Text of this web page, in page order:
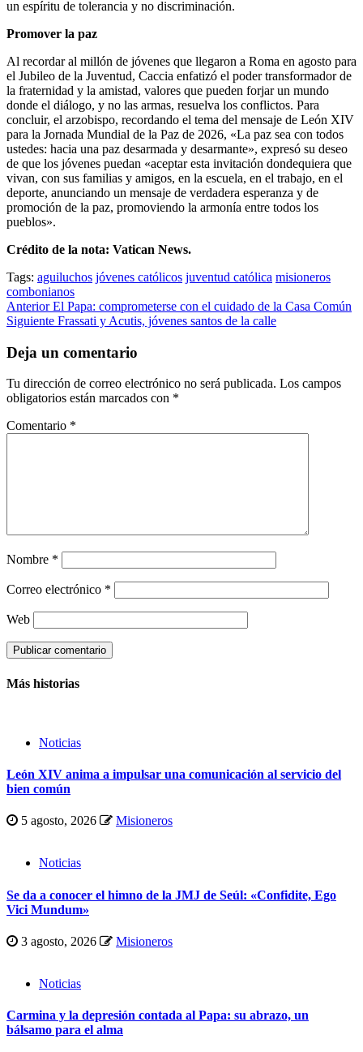
un espíritu de tolerancia y no discriminación.
Promover la paz
Al recordar al millón de jóvenes que llegaron a Roma en agosto para
el Jubileo de la Juventud, Caccia enfatizó el poder transformador de
la fraternidad y la amistad, valores que pueden forjar un mundo
donde el diálogo, y no las armas, resuelva los conflictos. Para
concluir, el arzobispo, recordando el tema del mensaje de León XIV
para la Jornada Mundial de la Paz de 2026, «La paz sea con todos
ustedes: hacia una paz desarmada y desarmante», expresó su deseo
de que los jóvenes puedan «aceptar esta invitación dondequiera que
vivan, con sus familias y amigos, en la escuela, en el trabajo, en el
deporte, anunciando un mensaje de verdadera esperanza y de
promoción de la paz, promoviendo la armonía entre todos los
pueblos».
Crédito de la nota: Vatican News.
Tags: aguiluchos jóvenes católicos juventud católica misioneros
combonianos
Post
navigation
AnteriorEl Papa: comprometerse con el cuidado de la Casa Común
Siguiente Frassati y Acutis, jóvenes santos de la calle
Deja un comentario
Tu dirección de correo electrónico no será publicada. Los campos
obligatorios están marcados con *
Comentario *
Nombre *
Correo electrónico *
Web
Más historias
Noticias
León XIV anima a impulsar una comunicación al servicio del
bien común
5 agosto, 2026 Misioneros
Noticias
Se da a conocer el himno de la JMJ de Seúl: «Confidite, Ego
Vici Mundum»
3 agosto, 2026 Misioneros
Noticias
Carmina y la depresión contada al Papa: su abrazo, un
bálsamo para el alma